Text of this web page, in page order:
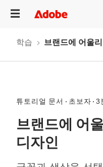
학습 브랜드에 어울
튜토리얼 문서 초보자 3
브랜드에 어
디자인